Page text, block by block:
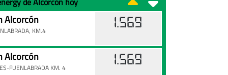
Alcorcón
KM.4
1.569
Alcorcón
FUENLABRADA KM. 4
1.569